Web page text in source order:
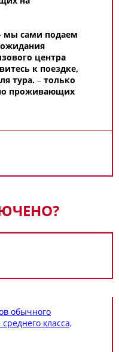
мы сами подаем
центра
к поездке,
тура. – только
проживающих
обычного
класса,